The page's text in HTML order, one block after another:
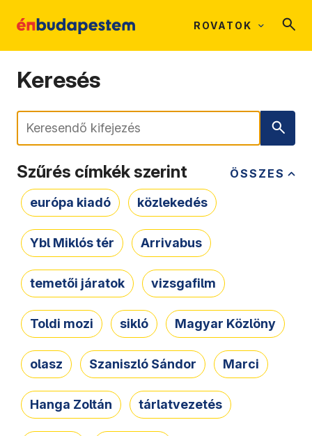
ROVATOK
Keresés
Keresés
ÖSSZES
Szűrés címkék szerint
európa kiadó közlekedés
Ybl Miklós tér Arrivabus
temetői járatok vizsgafilm
Toldi mozi sikló Magyar Közlöny
olasz Szaniszló Sándor Marci
Hanga Zoltán tárlatvezetés